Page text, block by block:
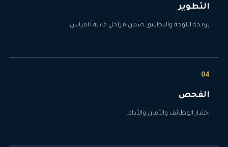
التطوير
برمجة اللوحة والتطبيق ضمن مراحل قابلة للقياس.
الفحص
اختبار الوظائف والأمان والأداء.